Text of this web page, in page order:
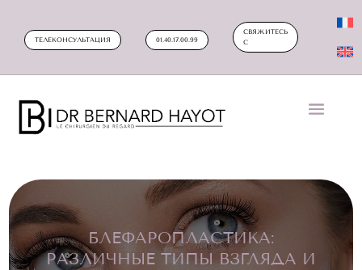
ТЕЛЕКОНСУЛЬТАЦИЯ 01.40.17.00.99
СВЯЖИТЕСЬ
С
БЛЕФАРОПЛАСТИКА:
РАЗЛИЧНЫЕ ТИПЫ ВЗГЛЯДА И